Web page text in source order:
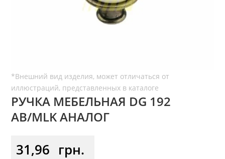
РУЧКА МЕБЕЛЬНАЯ DG 192
АВ/MLK АНАЛОГ
31,96 грн.